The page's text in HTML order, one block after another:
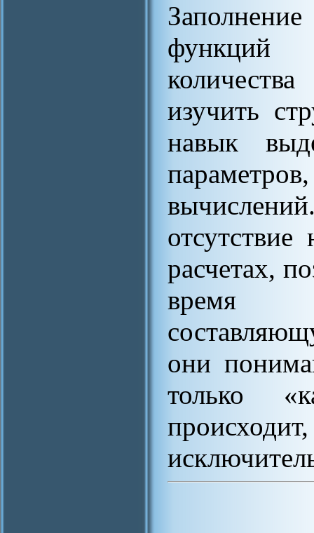
функций
изучить
навык
расчетах,
время
они
только